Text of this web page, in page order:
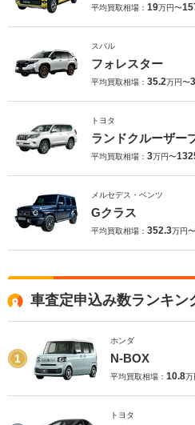
平均買取相場： 19万円〜
スバル
フォレスター
平均買取相場： 35.2万円〜
トヨタ
ランドクルーザー
平均買取相場： 3万円〜
メルセデス・ベンツ
Gクラス
平均買取相場： 352.3万円〜
車査定申込み数ランキン
1
ホンダ
N-BOX
平均買取相場： 10.8万
トヨタ